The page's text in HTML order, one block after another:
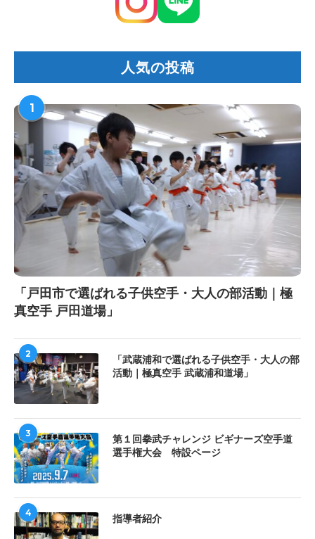
人気の投稿
1
「戸田市で選ばれる子供空手・大人の部活動｜極
真空手 戸田道場」
2
「武蔵浦和で選ばれる子供空手・大人の部
活動｜極真空手 武蔵浦和道場」
3
第１回拳武チャレンジ ビギナーズ空手道
選手権大会 特設ページ
4
指導者紹介